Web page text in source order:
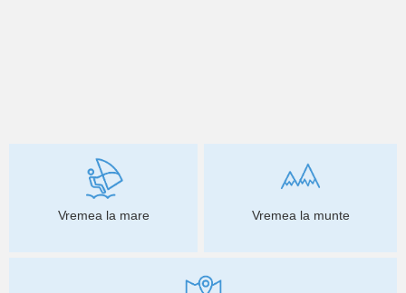
Vremea la mare Vremea la munte